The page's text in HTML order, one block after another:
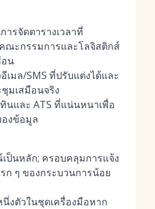
รจัดตารางเวลาที่
ณะกรรมการและโลจิสติกส์
น
เมล/SMS ที่ปรับแต่งได้และ
มเสมือนจริง
นและ ATS ที่แน่นหนาเพื่อ
งข้อมูล
ป็นหลัก; ครอบคลุมการแจ้ง
ก ๆ ของกระบวนการน้อย
งตัวในชุดเครื่องมือหาก